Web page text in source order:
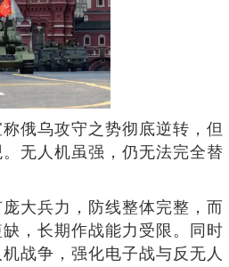
俄乌攻守之势彻底逆转，但
无人机虽强，仍无法完全替
大兵力，防线整体完整，而
，长期作战能力受限。同时
战争，强化电子战与反无人